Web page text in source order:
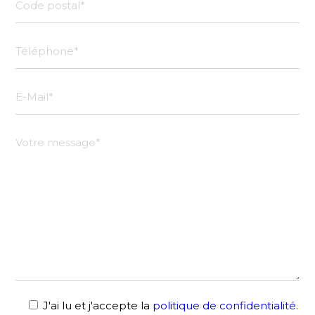
J'ai lu et j'accepte la politique de confidentialité.